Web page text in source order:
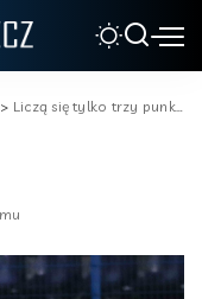
> Liczą się tylko trzy punkty